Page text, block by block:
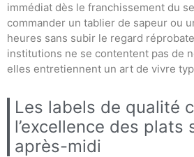
immédiat dès le franchissement du
commander un tablier de sapeur ou
heures sans subir le regard
institutions ne se contentent pas de
elles entretiennent un art de vivre
Les labels de qualité
l’excellence des plats
après-midi